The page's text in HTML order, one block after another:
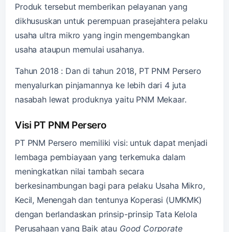
Produk tersebut memberikan pelayanan yang
dikhususkan untuk perempuan prasejahtera pelaku
usaha ultra mikro yang ingin mengembangkan
usaha ataupun memulai usahanya.
Tahun 2018 : Dan di tahun 2018, PT PNM Persero
menyalurkan pinjamannya ke lebih dari 4 juta
nasabah lewat produknya yaitu PNM Mekaar.
Visi PT PNM Persero
PT PNM Persero memiliki visi: untuk dapat menjadi
lembaga pembiayaan yang terkemuka dalam
meningkatkan nilai tambah secara
berkesinambungan bagi para pelaku Usaha Mikro,
Kecil, Menengah dan tentunya Koperasi (UMKMK)
dengan berlandaskan prinsip-prinsip Tata Kelola
Perusahaan yang Baik atau Good Corporate